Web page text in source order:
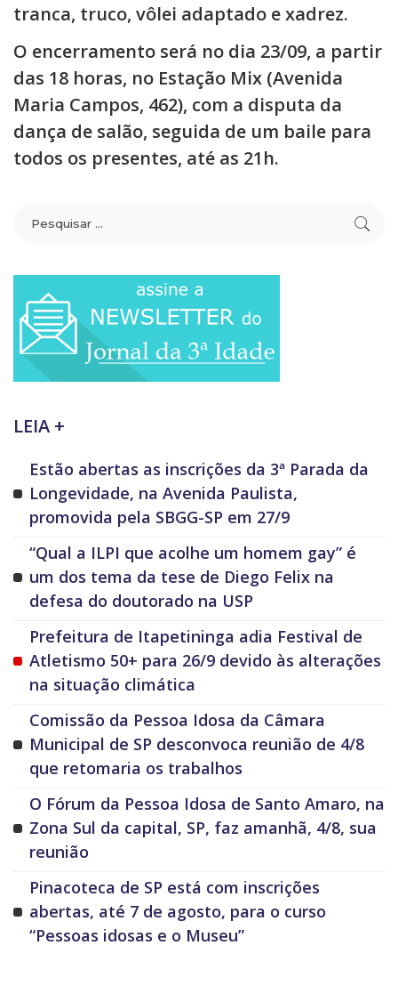
tranca, truco, vôlei adaptado e xadrez.
O encerramento será no dia 23/09, a partir
das 18 horas, no Estação Mix (Avenida
Maria Campos, 462), com a disputa da
dança de salão, seguida de um baile para
todos os presentes, até as 21h.
LEIA +
Estão abertas as inscrições da 3ª Parada da
Longevidade, na Avenida Paulista,
promovida pela SBGG-SP em 27/9
“Qual a ILPI que acolhe um homem gay” é
um dos tema da tese de Diego Felix na
defesa do doutorado na USP
Prefeitura de Itapetininga adia Festival de
Atletismo 50+ para 26/9 devido às alterações
na situação climática
Comissão da Pessoa Idosa da Câmara
Municipal de SP desconvoca reunião de 4/8
que retomaria os trabalhos
O Fórum da Pessoa Idosa de Santo Amaro, na
Zona Sul da capital, SP, faz amanhã, 4/8, sua
reunião
Pinacoteca de SP está com inscrições
abertas, até 7 de agosto, para o curso
“Pessoas idosas e o Museu”